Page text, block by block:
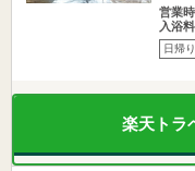
営業
入浴
日帰り
楽天トラ